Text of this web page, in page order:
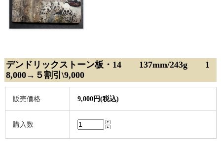
デンドリックストーン板・14 137mm/243g 1
8,000→５割引\9,000
販売価格 9,000円(税込)
購入数